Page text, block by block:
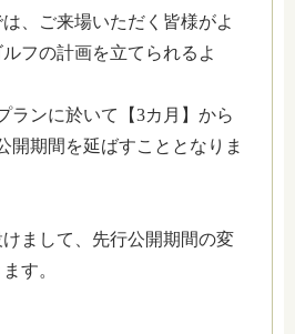
、ご来場いただく皆様がよ
フの計画を立てられるよ
ランに於いて【3カ月】から
開期間を延ばすこととなりま
まして、先行公開期間の変
す。